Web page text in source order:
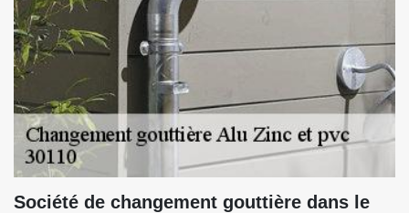
Société de changement gouttière dans le